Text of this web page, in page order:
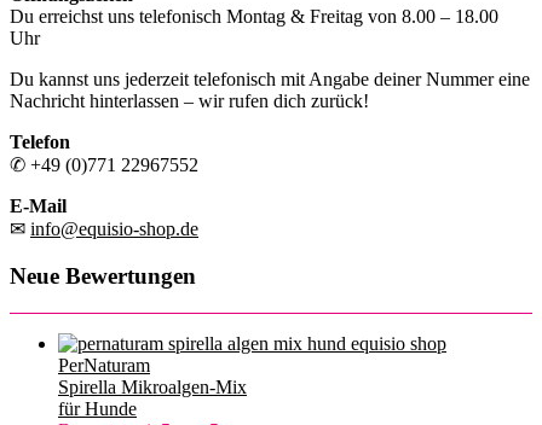
Du erreichst uns telefonisch Montag & Freitag von 8.00 – 18.00
Uhr
Du kannst uns jederzeit telefonisch mit Angabe deiner Nummer eine
Nachricht hinterlassen – wir rufen dich zurück!
Telefon
✆ +49 (0)771 22967552
E-Mail
✉ info@equisio-shop.de
Neue Bewertungen
PerNaturam
Spirella Mikroalgen-Mix
für Hunde